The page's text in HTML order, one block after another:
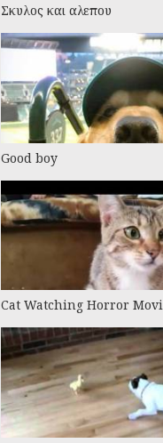
Σκυλος και αλεπου
Good boy
Cat Watching Horror